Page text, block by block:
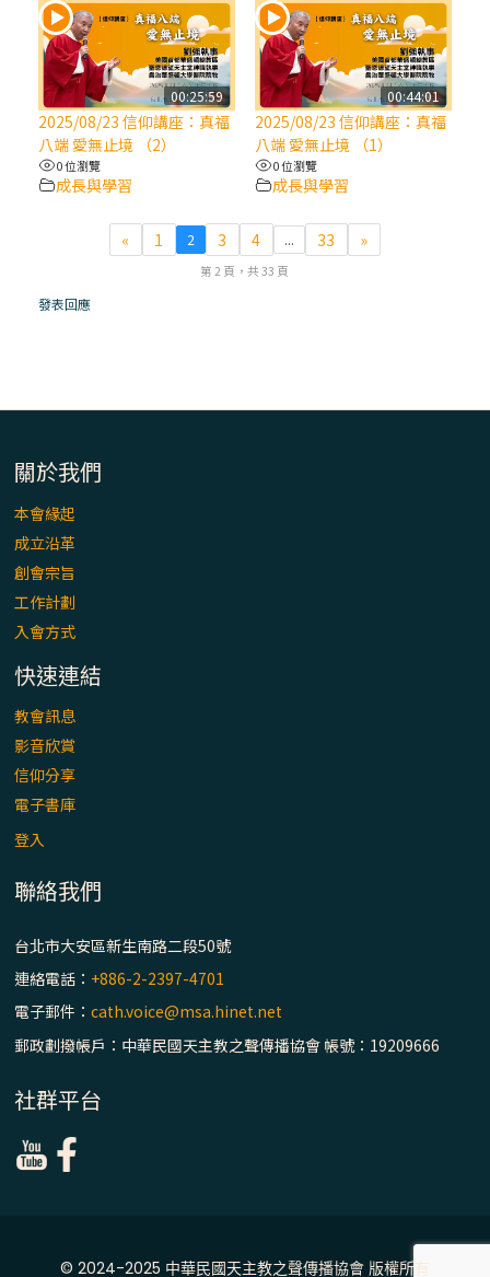
(5)黃敏正主教帶你做【將臨期避靜】—「福
傳」：講耶穌的故事
(4)黃敏正主教帶你做【將臨期避靜】—匝凱
「想看」耶穌，耶穌「走近」匝凱
(3)黃敏正主教帶你做【將臨期避靜】—「轉
(2)黃敏正主教帶你做【將臨期避靜】—
例
文神父
「禧年 來~」第十三集：論《在希望中得救》
通諭中的「希望」 / 台南中華聖母主教座堂
00:25:59
2025/08/23 信仰講座：真福
八端 愛無止境 （2）
0 位瀏覽
成長與學習
00:44:01
2025/08/23 信仰講座：真福
八端 愛無止境 （1）
0 位瀏覽
成長與學習
« 1 2 3 4 ... 33 »
第 2 頁，共 33 頁
發表回應
關於我們
本會緣起
成立沿革
創會宗旨
工作計劃
入會方式
快速連結
教會訊息
影音欣賞
信仰分享
電子書庫
登入
聯絡我們
台北市大安區新生南路二段50號
連絡電話： +886-2-2397-4701
電子郵件：cath.voice@msa.hinet.net
郵政劃撥帳戶：中華民國天主教之聲傳播協會 帳號：19209666
社群平台
© 2024-2025 中華民國天主教之聲傳播協會 版權所有